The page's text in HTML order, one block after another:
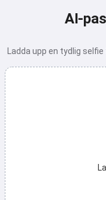
AI-
Ladda upp en tydlig